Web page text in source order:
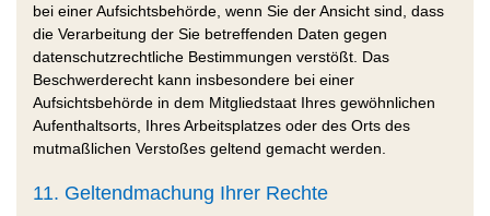
bei einer Aufsichtsbehörde, wenn Sie der Ansicht sind, dass
die Verarbeitung der Sie betreffenden Daten gegen
datenschutzrechtliche Bestimmungen verstößt. Das
Beschwerderecht kann insbesondere bei einer
Aufsichtsbehörde in dem Mitgliedstaat Ihres gewöhnlichen
Aufenthaltsorts, Ihres Arbeitsplatzes oder des Orts des
mutmaßlichen Verstoßes geltend gemacht werden.
11. Geltendmachung Ihrer Rechte